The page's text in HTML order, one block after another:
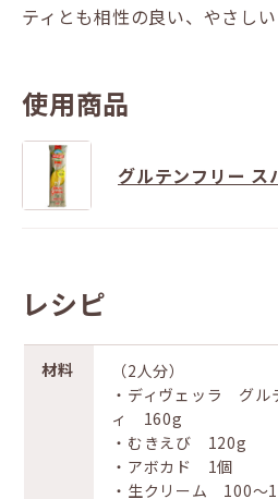
ティとも相性の良い、やさしい
使用商品
グルテンフリー ス
レシピ
材料
（2人分）
・ディヴェッラ グル
ィ 160g
・むきえび 120g
・アボカド 1個
・生クリーム 100〜